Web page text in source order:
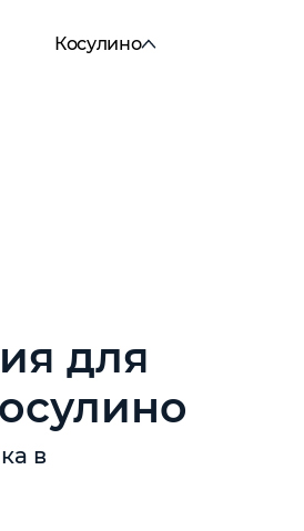
Косулино
для